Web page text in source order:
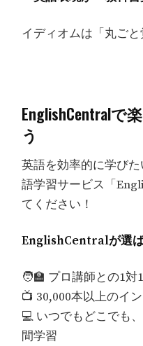
イディオムは「丸ごと
EnglishCentralで
う
英語を効率的に学び
語学習サービス「
てください！
EnglishCentralが選ば
🧑‍🏫 プロ講師との1対
📺 30,000本以上のイ
💻 いつでもどこでも
間学習